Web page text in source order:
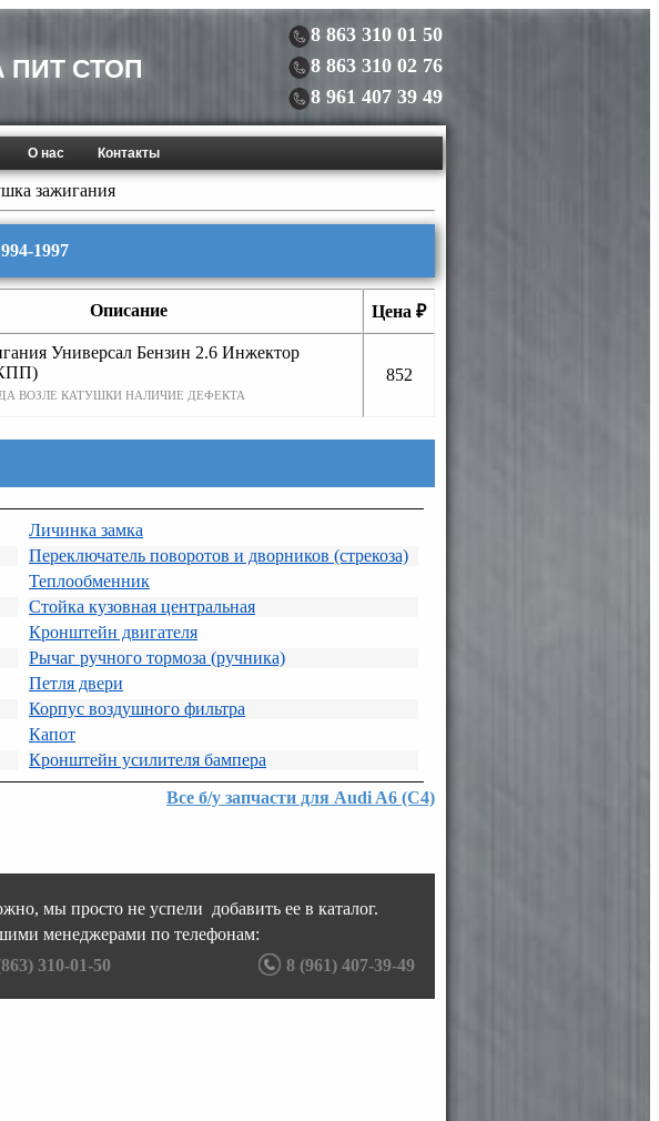
ПИТ СТОП
8 863 310 01 50
8 863 310 02 76
8 961 407 39 49
О нас Контакты
зажигания
1997
Описание Цена ₽
Универсал Бензин 2.6 Инжектор
ВОЗЛЕ КАТУШКИ НАЛИЧИЕ ДЕФЕКТА
852
Личинка замка
Переключатель поворотов и дворников (стрекоза)
Теплообменник
Стойка кузовная центральная
Кронштейн двигателя
Рычаг ручного тормоза (ручника)
Петля двери
Корпус воздушного фильтра
Капот
Кронштейн усилителя бампера
Все б/у запчасти для Audi A6 (C4)
мы просто не успели добавить ее в каталог.
менеджерами по телефонам:
310-01-50 8 (961) 407-39-49